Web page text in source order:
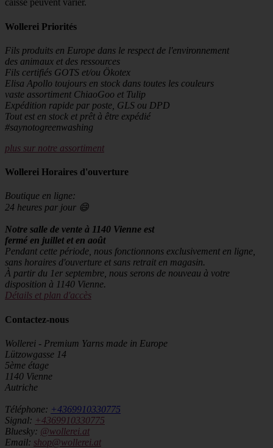
caisse peuvent varier.
Wollerei Priorités
Fils produits en Europe dans le respect de l'environnement
des animaux et des ressources
Fils certifiés GOTS et/ou Ökotex
Elisa Apollo toujours en stock dans toutes les couleurs
vaste assortiment ChiaoGoo et Tulip
Expédition rapide par poste, GLS ou DPD
Tout est en stock et prêt à être expédié
#saynotogreenwashing
plus sur notre assortiment
Wollerei Horaires d'ouverture
Boutique en ligne:
24 heures par jour 😄
Notre salle de vente à 1140 Vienne est
fermé en juillet et en août
Pendant cette période, nous fonctionnons exclusivement en ligne,
sans horaires d'ouverture et sans retrait en magasin.
À partir du 1er septembre, nous serons de nouveau à votre
disposition à 1140 Vienne.
Détails et plan d'accès
Contactez-nous
Wollerei - Premium Yarns made in Europe
Lützowgasse 14
5ème étage
1140 Vienne
Autriche
Téléphone: +4369910330775
Signal: +4369910330775
Bluesky: @wollerei.at
Email: shop@wollerei.at